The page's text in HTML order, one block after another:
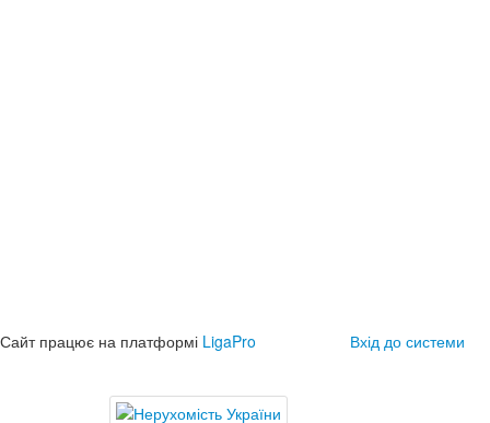
Сайт працює на платформі LigaPro Вхід до системи